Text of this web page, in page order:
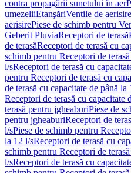
contra propagării sunetului în aer
umezeliiEtanşăriVentile de
aerisirePiese de schimb pentru
Geberit PluviaReceptori de terasă
de terasăReceptori de terasă cu
schimb pentru Receptori de
l/sReceptori de terasă cu
pentru Receptori de terasă cu
de terasă cu capacitate de până la
Receptori de terasă cu capacitate
terasă pentru jgheaburiPiese de
pentru jgheaburiReceptori de
l/sPiese de schimb pentru
la 12 l/sReceptori de terasă cu
schimb pentru Receptori de
l/sReceptori de terasă cu